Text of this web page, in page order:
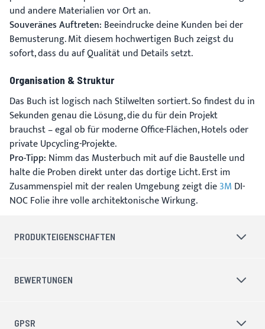
und andere Materialien vor Ort an.
Souveränes Auftreten: Beeindrucke deine Kunden bei der
Bemusterung. Mit diesem hochwertigen Buch zeigst du
sofort, dass du auf Qualität und Details setzt.
Organisation & Struktur
Das Buch ist logisch nach Stilwelten sortiert. So findest du in
Sekunden genau die Lösung, die du für dein Projekt
brauchst – egal ob für moderne Office-Flächen, Hotels oder
private Upcycling-Projekte.
Pro-Tipp: Nimm das Musterbuch mit auf die Baustelle und
halte die Proben direkt unter das dortige Licht. Erst im
Zusammenspiel mit der realen Umgebung zeigt die3M DI-
NOC Folie ihre volle architektonische Wirkung.
PRODUKTEIGENSCHAFTEN
BEWERTUNGEN
GPSR